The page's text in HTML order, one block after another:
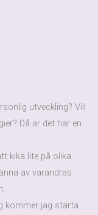
utveckling? Vill
Då är det här en
kika lite på olika
av varandras
kommer jag starta